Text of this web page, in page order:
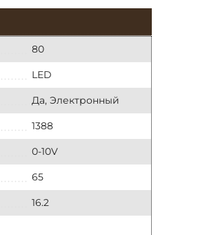
80
LED
Да, Электронный
1388
0-10V
65
16.2